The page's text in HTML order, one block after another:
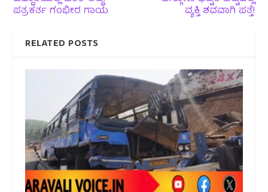
ಪತ್ರಕರ್ತ ಗಂಭೀರ ಗಾಯ
ವ್ಯಕ್ತಿ ಶವವಾಗಿ ಪತ್ತೆ!
RELATED POSTS